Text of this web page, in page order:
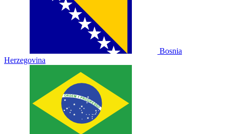
Bosnia
Herzegovina